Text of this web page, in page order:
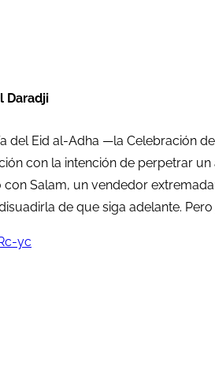
Daradji
del Eid al-Adha —la Celebración
con la intención de perpetrar
Salam, un vendedor
de que siga adelante.
yc